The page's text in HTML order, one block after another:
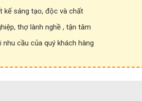
kế sáng tạo, độc và chất
thợ lành nghề , tận tâm
cầu của quý khách hàng